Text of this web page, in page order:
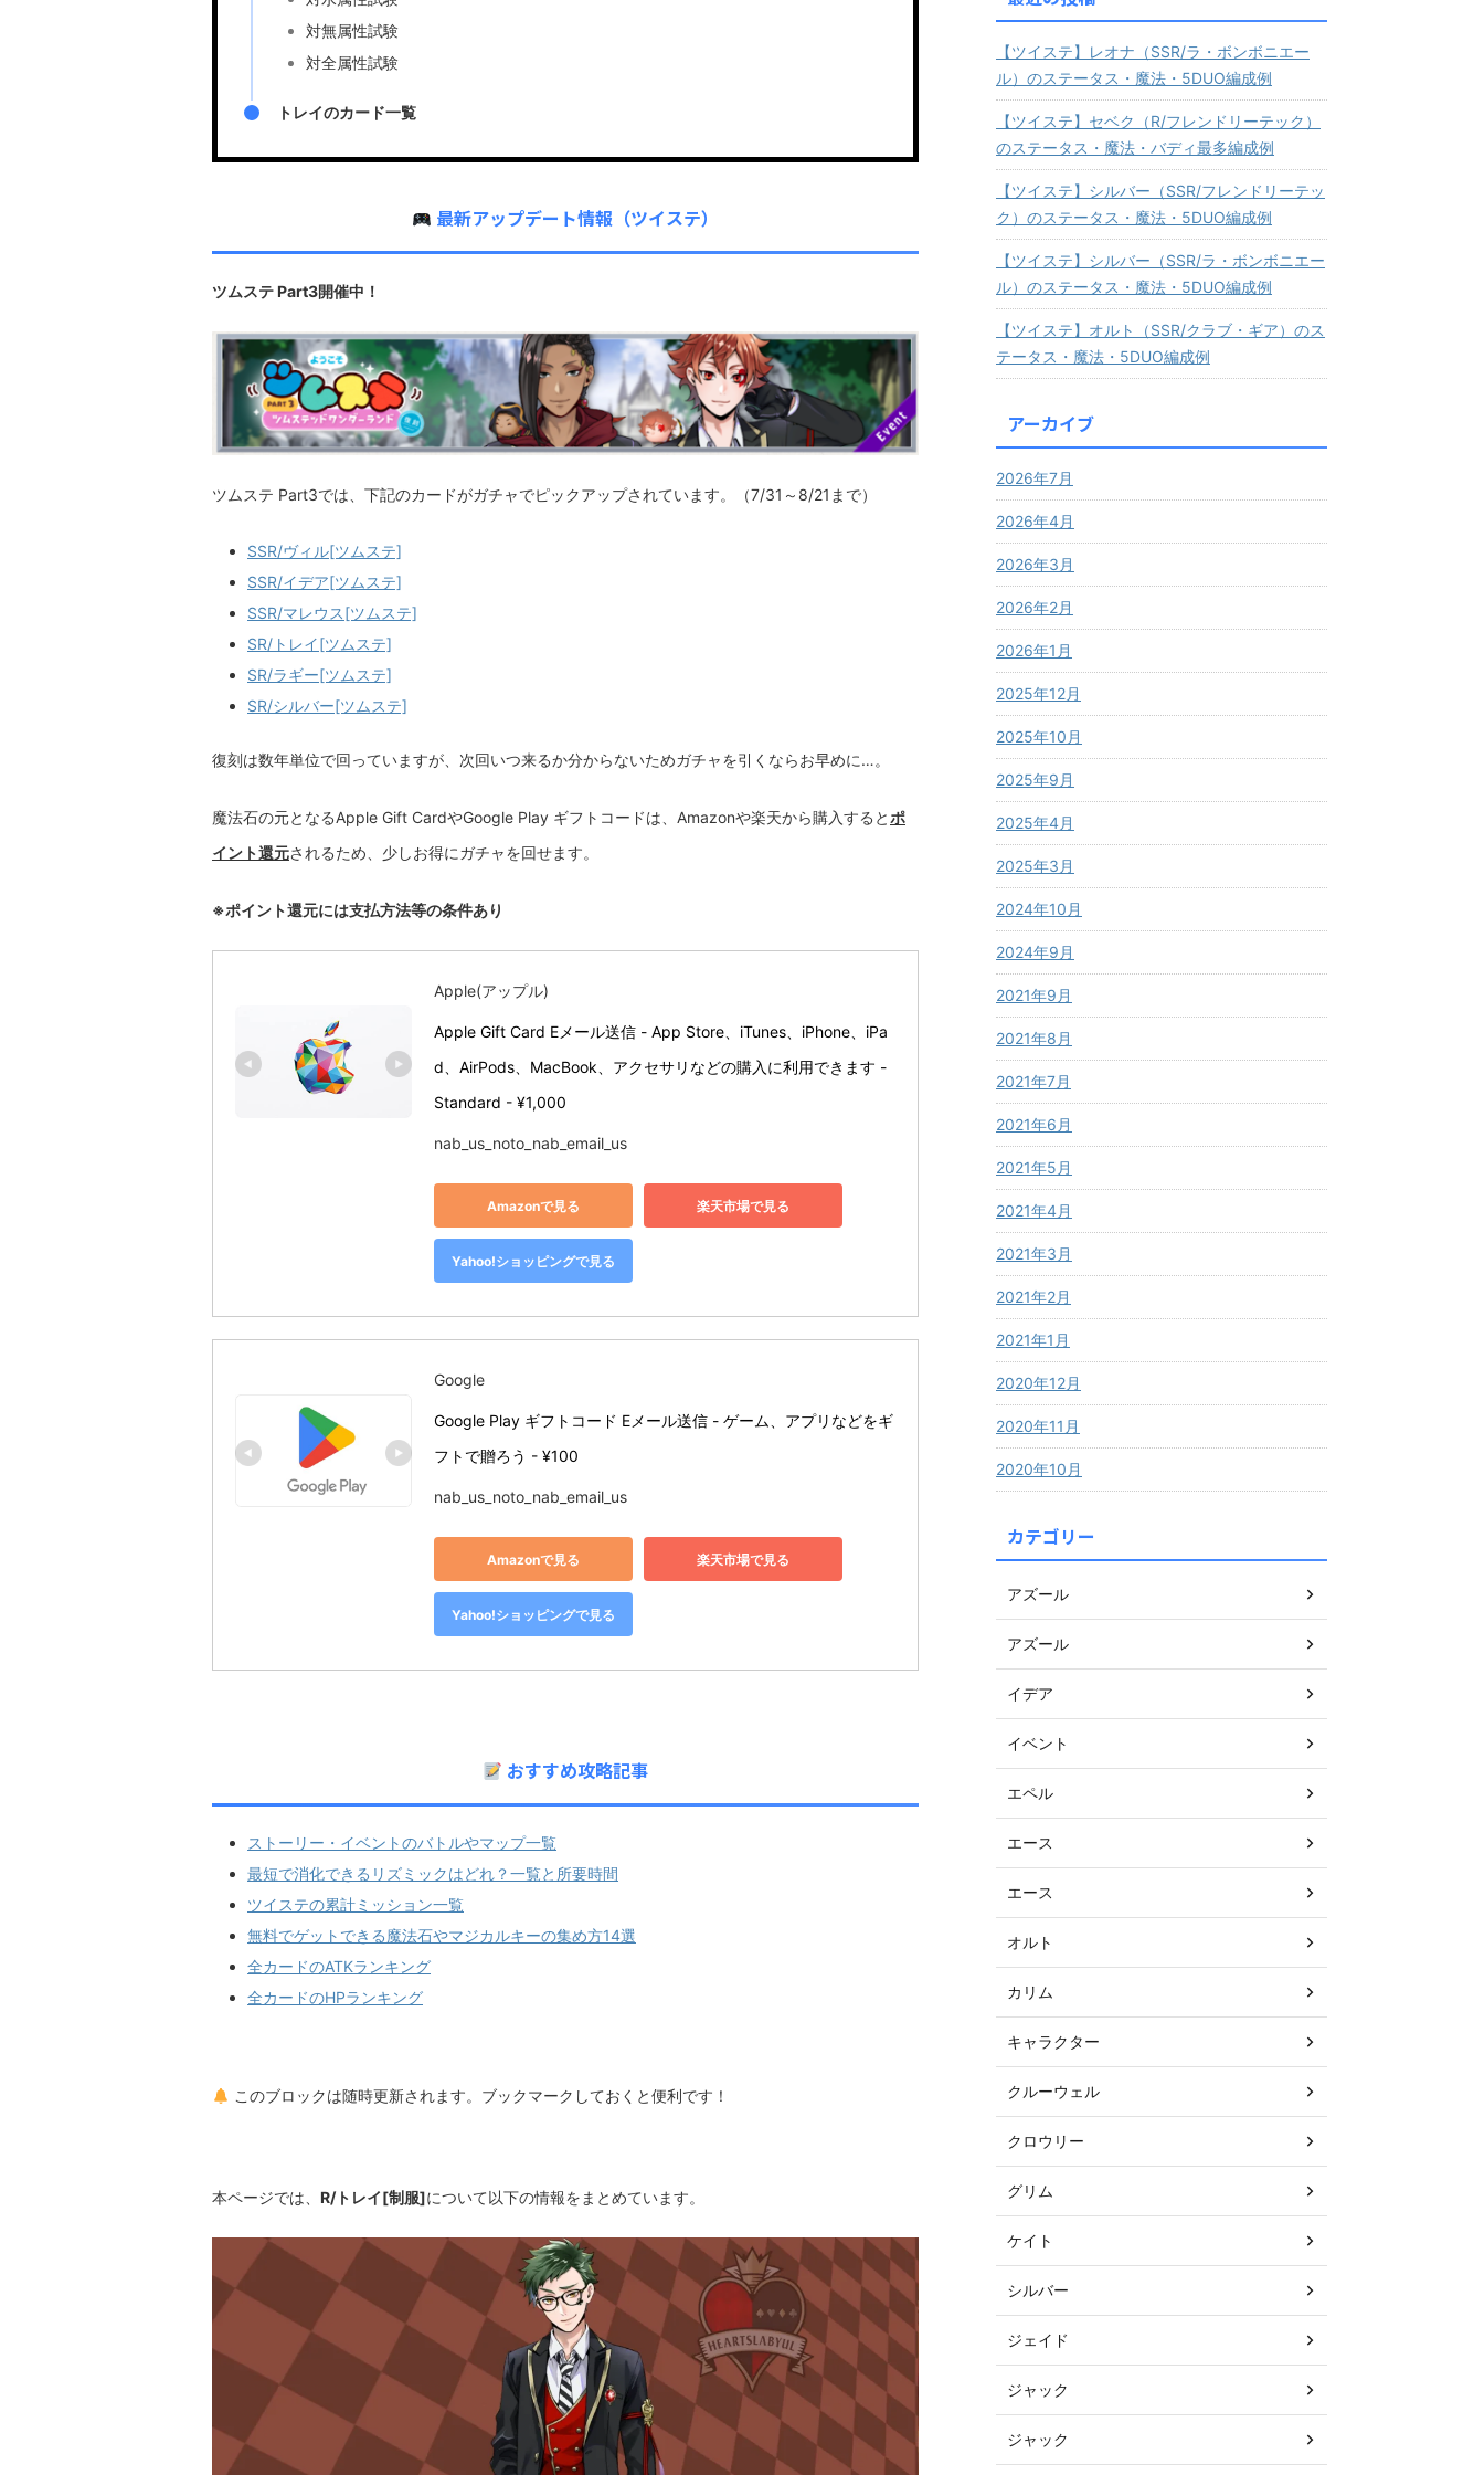
対無属性試験
対全属性試験
トレイのカード一覧
最新アップデート情報（ツイステ）
ツムステ Part3開催中！
ツムステ Part3では、下記のカードがガチャでピックアップされています。（7/31～8/21まで）
SSR/ヴィル[ツムステ]
SSR/イデア[ツムステ]
SSR/マレウス[ツムステ]
SR/トレイ[ツムステ]
SR/ラギー[ツムステ]
SR/シルバー[ツムステ]
復刻は数年単位で回っていますが、次回いつ来るか分からないためガチャを引くならお早めに…。
魔法石の元となるApple Gift CardやGoogle Play ギフトコードは、Amazonや楽天から購入すると ポ
イント還元されるため、少しお得にガチャを回せます。
※ポイント還元には支払方法等の条件あり
Apple(アップル)
Apple Gift Card Eメール送信 - App Store、iTunes、iPhone、iPa
d、AirPods、MacBook、アクセサリなどの購入に利用できます -
Standard - ¥1,000
nab_us_noto_nab_email_us
Amazonで見る 楽天市場で見る
Yahoo!ショッピングで見る
Google
Google Play ギフトコード Eメール送信 - ゲーム、アプリなどをギ
フトで贈ろう - ¥100
nab_us_noto_nab_email_us
Amazonで見る 楽天市場で見る
Yahoo!ショッピングで見る
おすすめ攻略記事
ストーリー・イベントのバトルやマップ一覧
最短で消化できるリズミックはどれ？一覧と所要時間
ツイステの累計ミッション一覧
無料でゲットできる魔法石やマジカルキーの集め方14選
全カードのATKランキング
全カードのHPランキング
このブロックは随時更新されます。ブックマークしておくと便利です！
本ページでは、 R/トレイ[制服]について以下の情報をまとめています。
【ツイステ】レオナ（SSR/ラ・ボンボニエー
ル）のステータス・魔法・5DUO編成例
【ツイステ】セベク（R/フレンドリーテック）
のステータス・魔法・バディ最多編成例
【ツイステ】シルバー（SSR/フレンドリーテッ
ク）のステータス・魔法・5DUO編成例
【ツイステ】シルバー（SSR/ラ・ボンボニエー
ル）のステータス・魔法・5DUO編成例
【ツイステ】オルト（SSR/クラブ・ギア）のス
テータス・魔法・5DUO編成例
アーカイブ
2026年7月
2026年4月
2026年3月
2026年2月
2026年1月
2025年12月
2025年10月
2025年9月
2025年4月
2025年3月
2024年10月
2024年9月
2021年9月
2021年8月
2021年7月
2021年6月
2021年5月
2021年4月
2021年3月
2021年2月
2021年1月
2020年12月
2020年11月
2020年10月
カテゴリー
アズール
アズール
イデア
イベント
エペル
エース
エース
オルト
カリム
キャラクター
クルーウェル
クロウリー
グリム
ケイト
シルバー
ジェイド
ジャック
ジャック